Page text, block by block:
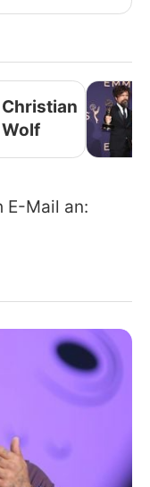
Christian
Wolf
E-Mail an: